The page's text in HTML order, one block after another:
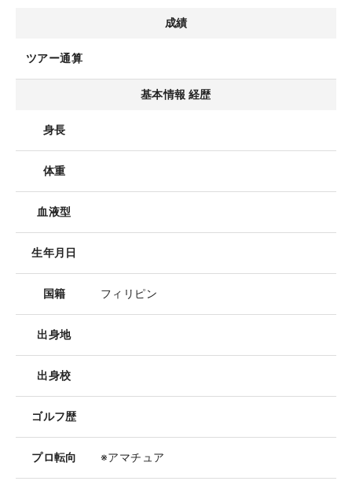
成績
ツアー通算
基本情報 経歴
身長
体重
血液型
生年月日
国籍 フィリピン
出身地
出身校
ゴルフ歴
プロ転向 ※アマチュア